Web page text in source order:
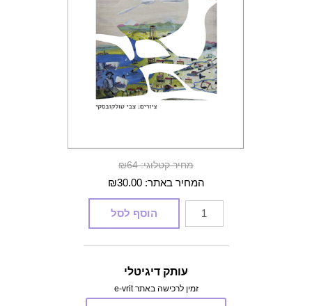
מחיר קטלוגי: ₪64
המחיר באתר: ₪30.00
כמות
של
הציפור
הוסף לסל
עותק דיגיטלי
זמין לרכישה באתר e-vrit